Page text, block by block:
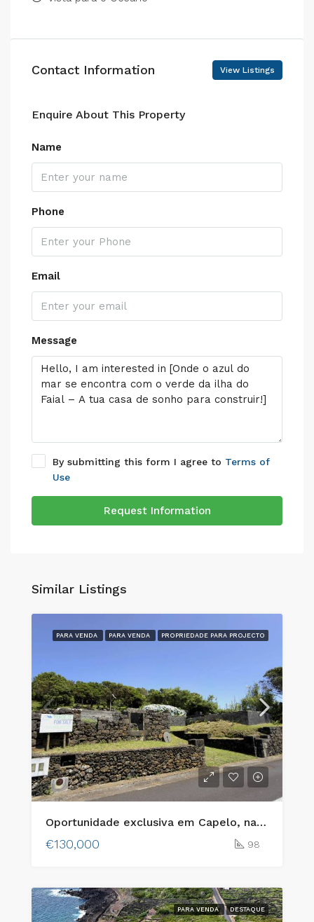
Contact Information View Listings
Enquire About This Property
Name
Phone
Email
Message
By submitting this form I agree to Terms of
Use
Request Information
Similar Listings
PARA VENDA PARA VENDA PROPRIEDADE PARA PROJECTO
Oportunidade exclusiva em Capelo, na Ilha do Faial: dois lotes urbanos adjacentes com vista para o mar e charme tradicional
€130,000 98
PARA VENDA DESTAQUE